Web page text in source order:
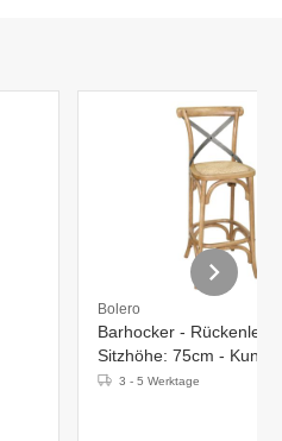
Bolero
Barhocker -
Sitzhöhe: 75cm -
und Birkenholz -
3 - 5 Werktage